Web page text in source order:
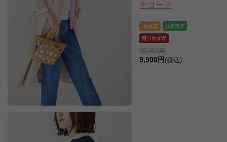
チコート
15,950円
9,900円 (税込)